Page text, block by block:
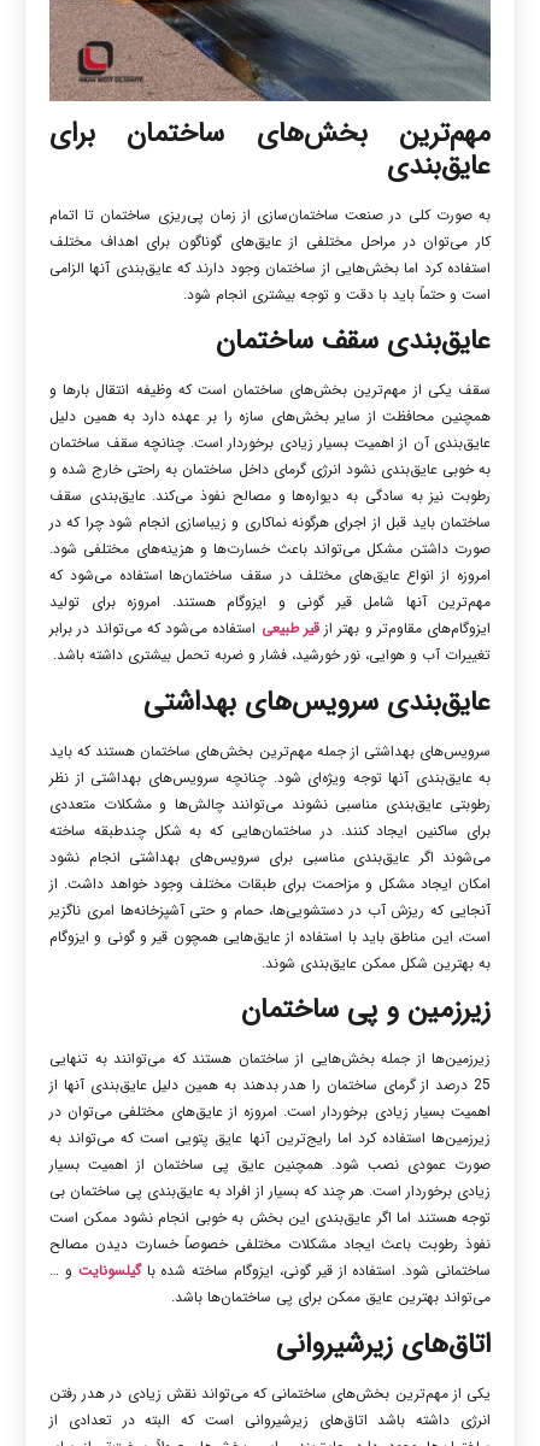
مهم‌ترین بخش‌های ساختمان برای
عایق‌بندی
به صورت کلی در صنعت ساختمان‌سازی از زمان پی‌ریزی ساختمان تا اتمام
کار می‌توان در مراحل مختلفی از عایق‌های گوناگون برای اهداف مختلف
استفاده کرد اما بخش‌هایی از ساختمان وجود دارند که عایق‌بندی آنها الزامی
است و حتماً باید با دقت و توجه بیشتری انجام شود.
عایق‌بندی سقف ساختمان
سقف یکی از مهم‌ترین بخش‌های ساختمان است که وظیفه انتقال بارها و
همچنین محافظت از سایر بخش‌های سازه را بر عهده دارد به همین دلیل
عایق‌بندی آن از اهمیت بسیار زیادی برخوردار است. چنانچه سقف ساختمان
به خوبی عایق‌بندی نشود انرژی گرمای داخل ساختمان به راحتی خارج شده و
رطوبت نیز به سادگی به دیواره‌ها و مصالح نفوذ می‌کند. عایق‌بندی سقف
ساختمان باید قبل از اجرای هرگونه نماکاری و زیباسازی انجام شود چرا که در
صورت داشتن مشکل می‌تواند باعث خسارت‌ها و هزینه‌های مختلفی شود.
امروزه از انواع عایق‌های مختلف در سقف ساختمان‌ها استفاده می‌شود که
مهم‌ترین آنها شامل قیر گونی و ایزوگام هستند. امروزه برای تولید
ایزوگام‌های مقاوم‌تر و بهتر ازقیر طبیعی استفاده می‌شود که می‌تواند در برابر
تغییرات آب و هوایی، نور خورشید، فشار و ضربه تحمل بیشتری داشته باشد.
عایق‌بندی سرویس‌های بهداشتی
سرویس‌های بهداشتی از جمله مهم‌ترین بخش‌های ساختمان هستند که باید
به عایق‌بندی آنها توجه ویژه‌ای شود. چنانچه سرویس‌های بهداشتی از نظر
رطوبتی عایق‌بندی مناسبی نشوند می‌توانند چالش‌ها و مشکلات متعددی
برای ساکنین ایجاد کنند. در ساختمان‌هایی که به شکل چندطبقه ساخته
می‌شوند اگر عایق‌بندی مناسبی برای سرویس‌های بهداشتی انجام نشود
امکان ایجاد مشکل و مزاحمت برای طبقات مختلف وجود خواهد داشت. از
آنجایی که ریزش آب در دستشویی‌ها، حمام و حتی آشپزخانه‌ها امری ناگزیر
است، این مناطق باید با استفاده از عایق‌هایی همچون قیر و گونی و ایزوگام
به بهترین شکل ممکن عایق‌بندی شوند.
زیرزمین و پی ساختمان
زیرزمین‌ها از جمله بخش‌هایی از ساختمان هستند که می‌توانند به تنهایی
25 درصد از گرمای ساختمان را هدر بدهند به همین دلیل عایق‌بندی آنها از
اهمیت بسیار زیادی برخوردار است. امروزه از عایق‌های مختلفی می‌توان در
زیرزمین‌ها استفاده کرد اما رایج‌ترین آنها عایق پتویی است که می‌تواند به
صورت عمودی نصب شود. همچنین عایق پی ساختمان از اهمیت بسیار
زیادی برخوردار است. هر چند که بسیار از افراد به عایق‌بندی پی ساختمان بی
توجه هستند اما اگر عایق‌بندی این بخش به خوبی انجام نشود ممکن است
نفوذ رطوبت باعث ایجاد مشکلات مختلفی خصوصاً خسارت دیدن مصالح
ساختمانی شود. استفاده از قیر گونی، ایزوگام ساخته شده باگیلسونایت و …
می‌تواند بهترین عایق ممکن برای پی ساختمان‌ها باشد.
اتاق‌های زیرشیروانی
یکی از مهم‌ترین بخش‌های ساختمانی که می‌تواند نقش زیادی در هدر رفتن
انرژی داشته باشد اتاق‌های زیرشیروانی است که البته در تعدادی از